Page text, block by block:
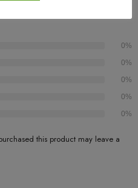
0%
0%
0%
0%
0%
this product may leave a